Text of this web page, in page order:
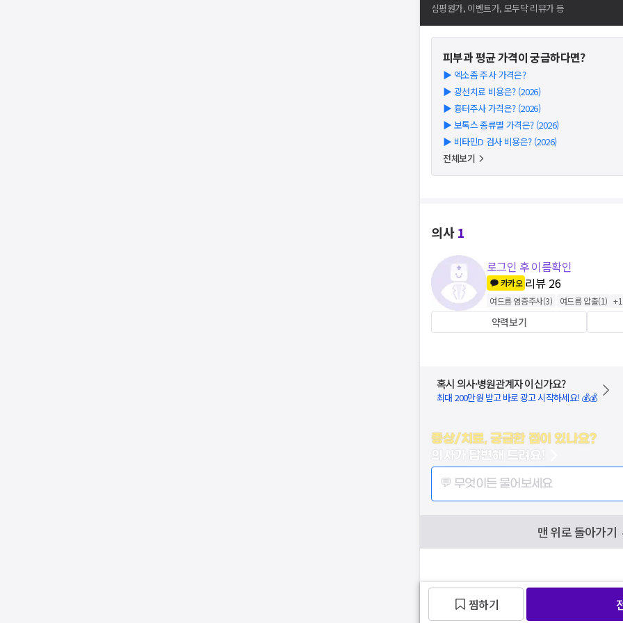
심평원가, 이벤트가, 모두닥 리뷰가 등
피부과평균 가격이 궁금하다면?
▶ 엑소좀 주사 가격은?
▶ 광선치료 비용은? (2026)
▶ 흉터주사 가격은? (2026)
▶ 보톡스 종류별 가격은? (2026)
▶ 비타민D 검사 비용은? (2026)
전체보기
의사1
로그인 후 이름확인
카카오 리뷰 26
여드름 염증주사(3) 여드름 압출(1) +1
약력보기
혹시 의사·병원관계자 이신가요?
최대 200만원 받고 바로 광고 시작하세요! 💰💰
증상/치료, 궁금한 점이 있나요?
의사가 답변해 드려요!
💬 무엇이든 물어보세요
맨 위로 돌아가기
찜하기